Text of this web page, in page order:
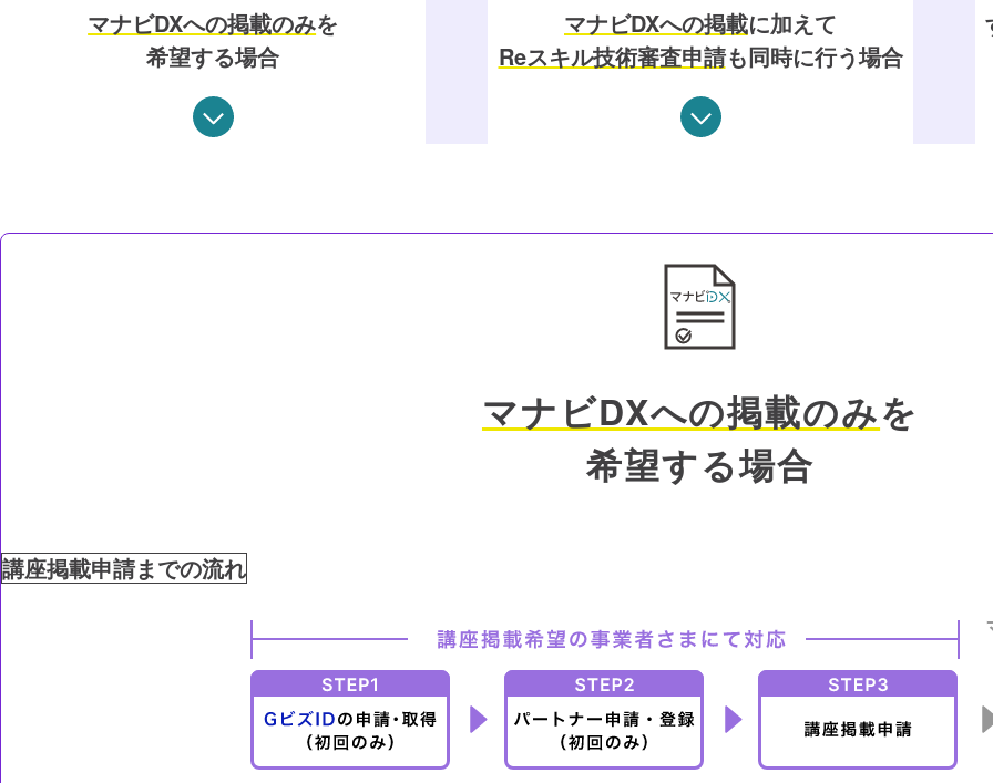
マナビDXへの掲載のみを
希望する場合
マナビDXへの掲載に加えて
Reスキル技術審査申請も同時に行う場合
マナビDXへの掲載のみを
希望する場合
講座掲載申請までの流れ